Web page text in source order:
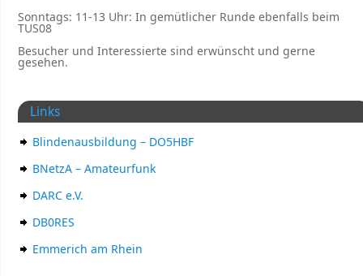
Sonntags: 11-13 Uhr: In gemütlicher Runde ebenfalls beim
TUS08
Besucher und Interessierte sind erwünscht und gerne
gesehen.
Links
Blindenausbildung – DO5HBF
BNetzA – Amateurfunk
DARC e.V.
DB0RES
Emmerich am Rhein